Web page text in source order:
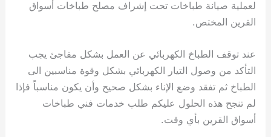
لعملية صيانة طباخات تحت إشراف مصلح طباخات أسواق
القرين المختص.
عند توقف الطباخ الكهربائي عن العمل بشكل مفاجئ يجب
التأكد من وصول التيار الكهربائي بشكل وقوة مناسبين الى
الطباخ ثم تفقد وضع الإناء بشكل صحيح وأن يكون مناسباً فإذا
لم تنجح هذه الحلول عليكم طلب خدمات فني طباخات
أسواق القرين بأي وقت.